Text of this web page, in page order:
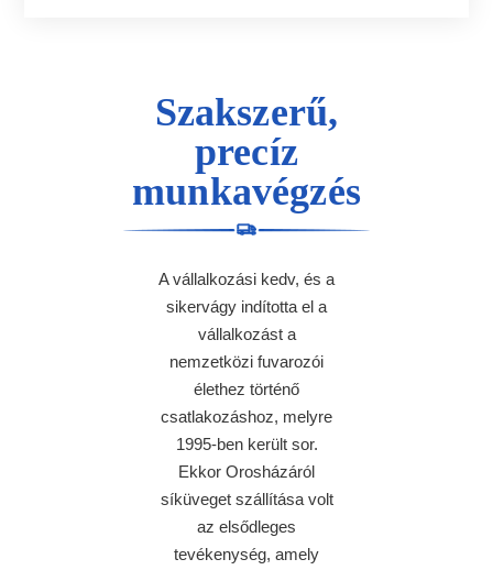
Szakszerű,
precíz
munkavégzés
A vállalkozási kedv, és a
sikervágy indította el a
vállalkozást a
nemzetközi fuvarozói
élethez történő
csatlakozáshoz, melyre
1995-ben került sor.
Ekkor Orosházáról
síküveget szállítása volt
az elsődleges
tevékenység, amely